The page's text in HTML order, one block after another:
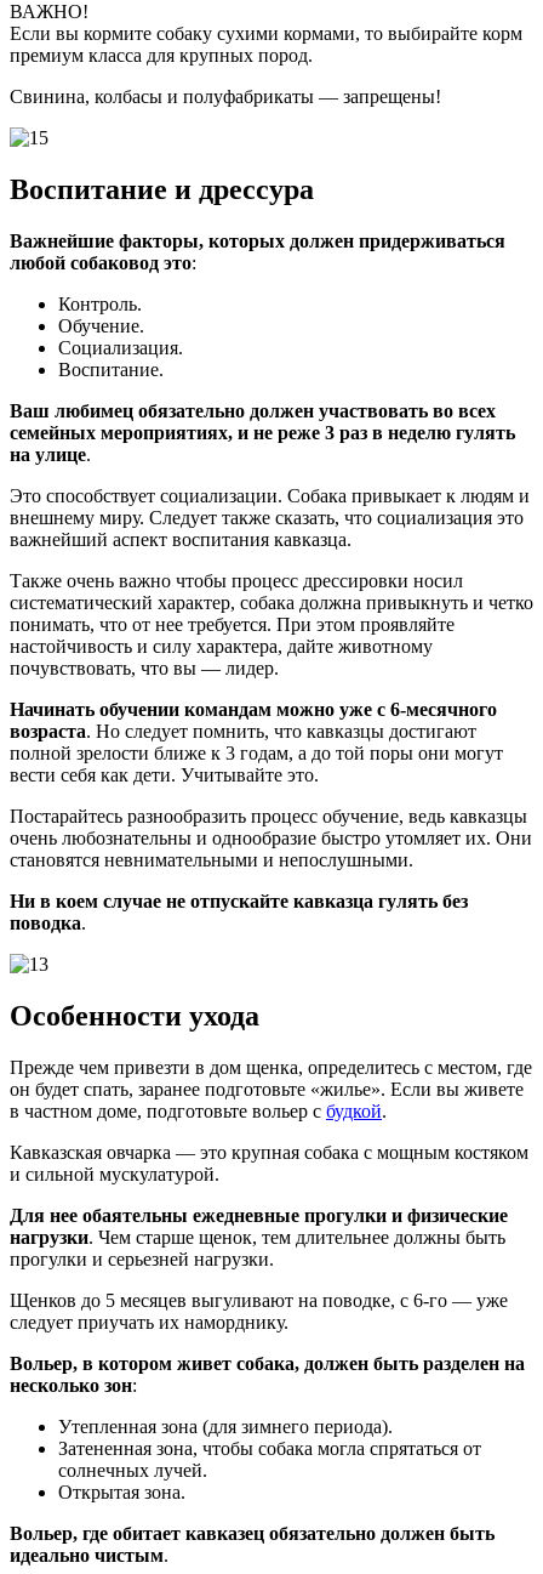
ВАЖНО!
Если вы кормите собаку сухими кормами, то выбирайте корм
премиум класса для крупных пород.
Свинина, колбасы и полуфабрикаты — запрещены!
Воспитание и дрессура
Важнейшие факторы, которых должен придерживаться
любой собаковод это:
Контроль.
Обучение.
Социализация.
Воспитание.
Ваш любимец обязательно должен участвовать во всех
семейных мероприятиях, и не реже 3 раз в неделю гулять
на улице.
Это способствует социализации. Собака привыкает к людям и
внешнему миру. Следует также сказать, что социализация это
важнейший аспект воспитания кавказца.
Также очень важно чтобы процесс дрессировки носил
систематический характер, собака должна привыкнуть и четко
понимать, что от нее требуется. При этом проявляйте
настойчивость и силу характера, дайте животному
почувствовать, что вы — лидер.
Начинать обучении командам можно уже с 6-месячного
возраста. Но следует помнить, что кавказцы достигают
полной зрелости ближе к 3 годам, а до той поры они могут
вести себя как дети. Учитывайте это.
Постарайтесь разнообразить процесс обучение, ведь кавказцы
очень любознательны и однообразие быстро утомляет их. Они
становятся невнимательными и непослушными.
Ни в коем случае не отпускайте кавказца гулять без
поводка.
Особенности ухода
Прежде чем привезти в дом щенка, определитесь с местом, где
он будет спать, заранее подготовьте «жилье». Если вы живете
в частном доме, подготовьте вольер с будкой.
Кавказская овчарка — это крупная собака с мощным костяком
и сильной мускулатурой.
Для нее обаятельны ежедневные прогулки и физические
нагрузки. Чем старше щенок, тем длительнее должны быть
прогулки и серьезней нагрузки.
Щенков до 5 месяцев выгуливают на поводке, с 6-го — уже
следует приучать их наморднику.
Вольер, в котором живет собака, должен быть разделен на
несколько зон:
Утепленная зона (для зимнего периода).
Затененная зона, чтобы собака могла спрятаться от
солнечных лучей.
Открытая зона.
Вольер, где обитает кавказец обязательно должен быть
идеально чистым.